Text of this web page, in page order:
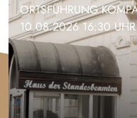
ORTSFÜHRUNG
10.08.2026 16:30 UHR